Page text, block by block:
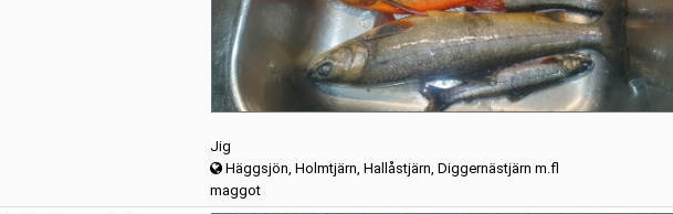
Jig
Häggsjön, Holmtjärn, Hallåstjärn, Diggernästjärn m.fl
maggot